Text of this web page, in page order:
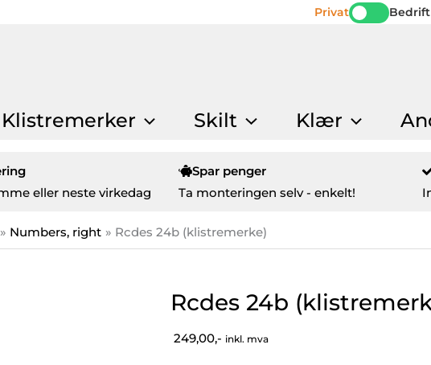
Privat Bedrift
Klistremerker Skilt Klær
eller neste virkedag
Spar penger
Ta monteringen selv - enkelt!
Numbers, right Rcdes 24b (klistremerke)
Rcdes 24b
249,00,- inkl. mva